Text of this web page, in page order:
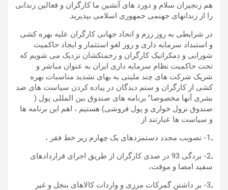
هم زنجیران سلام و دورد های آتشین ما کارگران و فعالین زندانی
را از زندانهای جهنمی جمهوری اسلامی بپذیرید.
در شرایطی به روز رزم و اتحاد جهانی کارگران علیه بهره کشی
و استبداد سرمایه داری و روز لغو استثمار و ایجاد حاکمیت
شورایی و دمکراتیک کارگران و زحمتکشان نزدیک می شویم که
تحت حاکمیت نظام سرمایه داری ایران به عنوان مباشر و
شریک شرکت های چند ملیتی به بهای تشدید مناسبات بهره
کشی از کارگران و ستم دیدگان در پیاده کردن سیاست های ضد
بشری آنها مخصوصا” برنامه های صندوق بین المللی پول (
صندوق نزول خواری و پول فروشی) هستیم ، اهم این برنامه ها
و سیاست ها عبارتند از :
ـ1- تصویب مجدد دستمزدهای یک چهارم زیر خط فقر ،
ـ2- بردگی 93 در صدی کارگران از طریق اجرای قراردادهای
سفید امضا و موقت،
ـ3- بر داشتن گمرکات مرزی و واردات کالاهای بنجل و غیر